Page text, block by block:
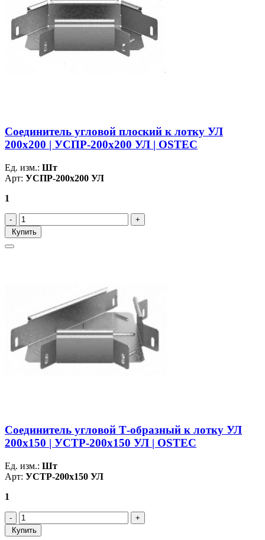
Соединитель угловой плоский к лотку УЛ
200х200 | УСПР-200х200 УЛ | OSTEC
Ед. изм.: Шт
Арт: УСПР-200х200 УЛ
1
Купить
Соединитель угловой Т-образный к лотку УЛ
200х150 | УСТР-200х150 УЛ | OSTEC
Ед. изм.: Шт
Арт: УСТР-200х150 УЛ
1
Купить